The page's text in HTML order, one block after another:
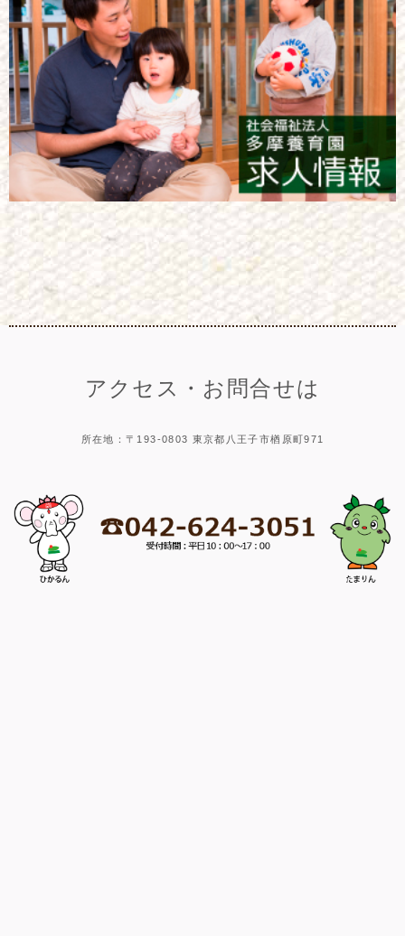
アクセス・お問合せは
所在地：〒193-0803 東京都八王子市楢原町971